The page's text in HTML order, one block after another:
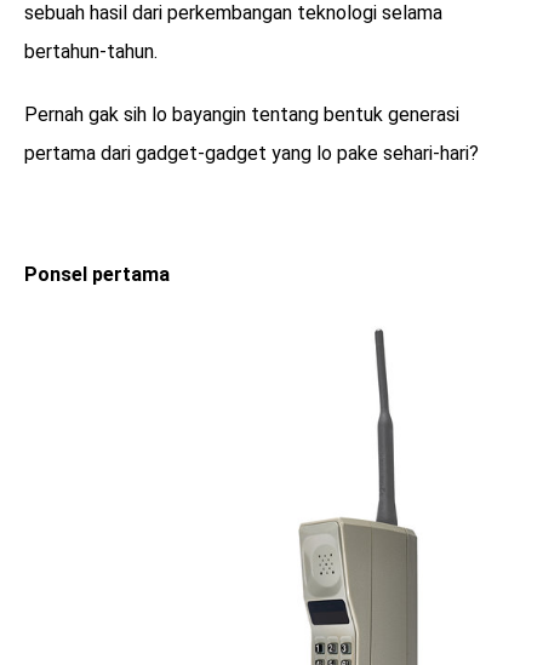
sebuah hasil dari perkembangan teknologi selama
bertahun-tahun.
Pernah gak sih lo bayangin tentang bentuk generasi
pertama dari gadget-gadget yang lo pake sehari-hari?
Ponsel pertama